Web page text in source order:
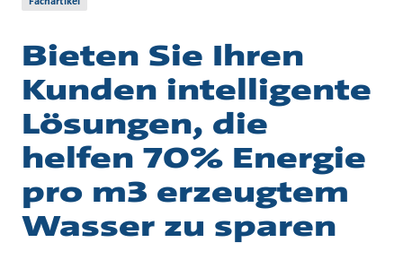
Bieten Sie Ihren
Kunden intelligente
Lösungen, die
helfen 70% Energie
pro m3 erzeugtem
Wasser zu sparen